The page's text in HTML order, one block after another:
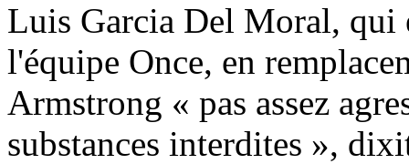
Luis Garcia Del Moral, qui
l'équipe Once, en
Armstrong « pas assez
substances interdites »,